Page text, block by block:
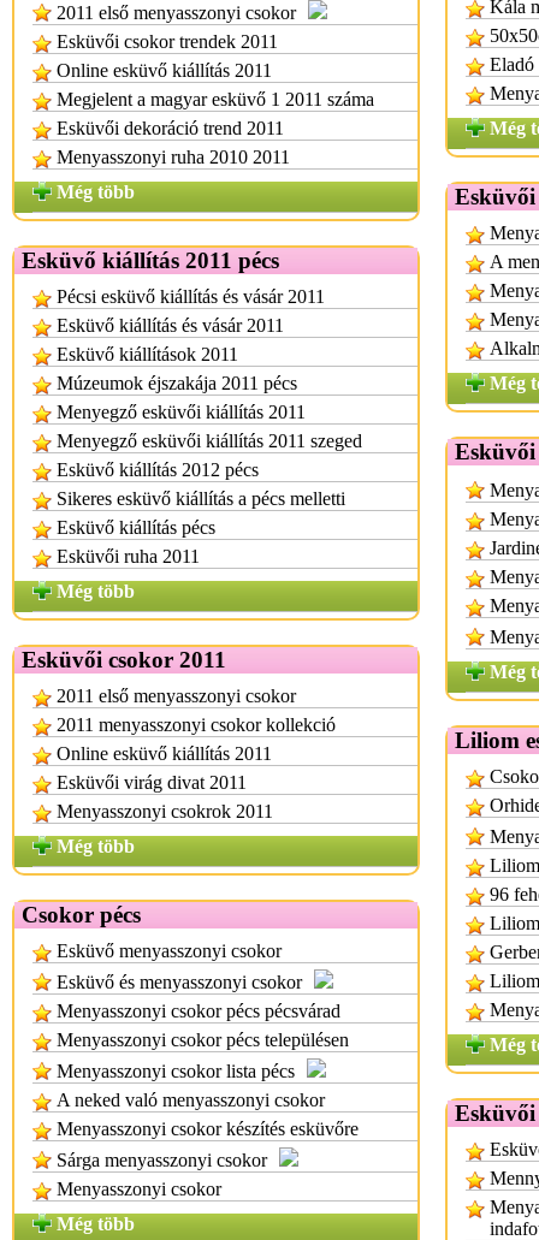
2011 első menyasszonyi csokor
Esküvői csokor trendek 2011
Online esküvő kiállítás 2011
Megjelent a magyar esküvő 1 2011 száma
Esküvői dekoráció trend 2011
Menyasszonyi ruha 2010 2011
Még több
Esküvő kiállítás 2011 pécs
Pécsi esküvő kiállítás és vásár 2011
Esküvő kiállítás és vásár 2011
Esküvő kiállítások 2011
Múzeumok éjszakája 2011 pécs
Menyegző esküvői kiállítás 2011
Menyegző esküvői kiállítás 2011 szeged
Esküvő kiállítás 2012 pécs
Sikeres esküvő kiállítás a pécs melletti
Esküvő kiállítás pécs
Esküvői ruha 2011
Még több
Esküvői csokor 2011
2011 első menyasszonyi csokor
2011 menyasszonyi csokor kollekció
Online esküvő kiállítás 2011
Esküvői virág divat 2011
Menyasszonyi csokrok 2011
Még több
Csokor pécs
Esküvő menyasszonyi csokor
Esküvő és menyasszonyi csokor
Menyasszonyi csokor pécs pécsvárad
Menyasszonyi csokor pécs településen
Menyasszonyi csokor lista pécs
A neked való menyasszonyi csokor
Menyasszonyi csokor készítés esküvőre
Sárga menyasszonyi csokor
Menyasszonyi csokor
Még több
Kála
Eladó
Még
A
Még
Még
Liliom
96
Még
Esküvői